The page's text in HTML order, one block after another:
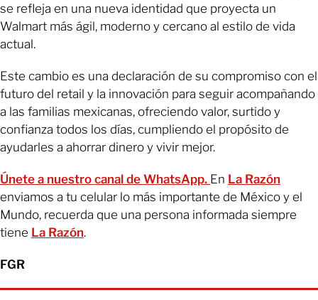
se refleja en una nueva identidad que proyecta un
Walmart más ágil, moderno y cercano al estilo de vida
actual.
Este cambio es una declaración de su compromiso con el
futuro del retail y la innovación para seguir acompañando
a las familias mexicanas, ofreciendo valor, surtido y
confianza todos los días, cumpliendo el propósito de
ayudarles a ahorrar dinero y vivir mejor.
Únete a nuestro canal de WhatsApp. En La Razón
enviamos a tu celular lo más importante de México y el
Mundo, recuerda que una persona informada siempre
tiene La Razón.
FGR